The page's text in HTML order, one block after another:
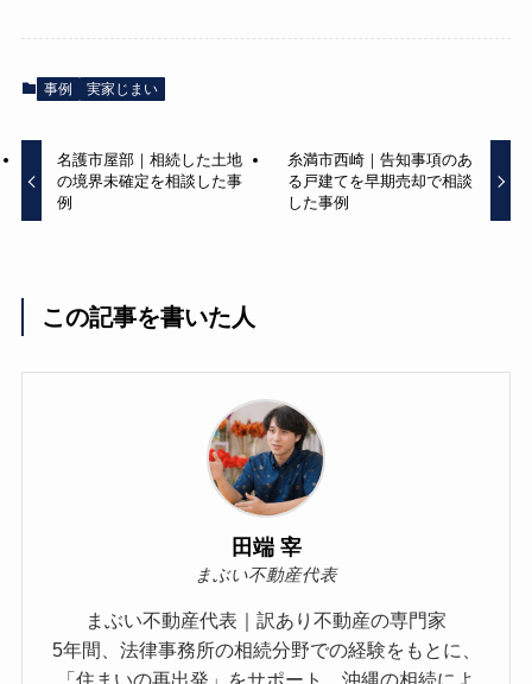
事例 実家じまい
名護市屋部｜相続した土地
の境界未確定を相談した事
例
糸満市西崎｜告知事項のあ
る戸建てを早期売却で相談
した事例
この記事を書いた人
田端 宰
まぶい不動産代表
まぶい不動産代表｜訳あり不動産の専門家
5年間、法律事務所の相続分野での経験をもとに、
「住まいの再出発」をサポート。沖縄の相続によ